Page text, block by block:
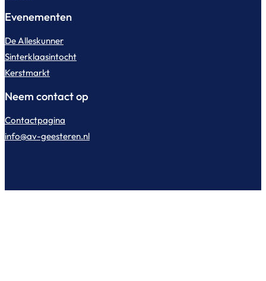
Evenementen
De Alleskunner
Sinterklaasintocht
Kerstmarkt
Neem contact op
Contactpagina
info@av-geesteren.nl